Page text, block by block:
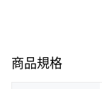
商品規格